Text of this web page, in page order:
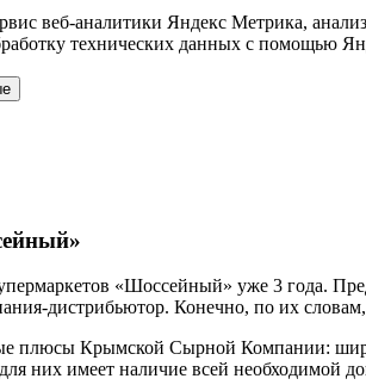
веб-аналитики Яндекс Метрика,
технических данных с помощью
«Шоссейный» уже 3 года.
дистрибьютор. Конечно, по их словам,
плюсы Крымской Сырной Компании:
них имеет наличие всей необходимой